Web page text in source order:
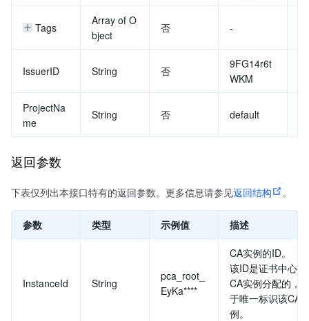
Tags
Array of O
bject
否 -
IssuerID String 否
9FG14r6t
WKM
ProjectNa
me
String 否 default
返回参数
下表仅列出本接口特有的返回参数。更多信息请参见返回结构 。
参数 类型 示例值 描述
InstanceId String
pca_root_
EyKa****
CA实例的ID。
该ID是证书中心为
CA实例分配的，
于唯一标识该CA
例。